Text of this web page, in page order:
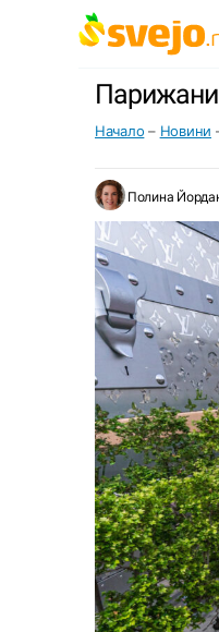
Парижани
Начало – Новини
Полина